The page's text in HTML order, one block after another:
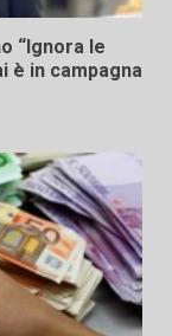
“Ignora le
è in campagna